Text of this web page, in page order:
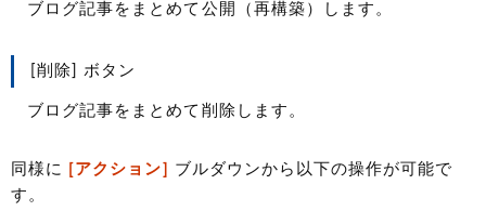
ブログ記事をまとめて公開（再構築）します。
[削除] ボタン
ブログ記事をまとめて削除します。
同様に [アクション]
ブルダウンから以下の操作が可能で
す。